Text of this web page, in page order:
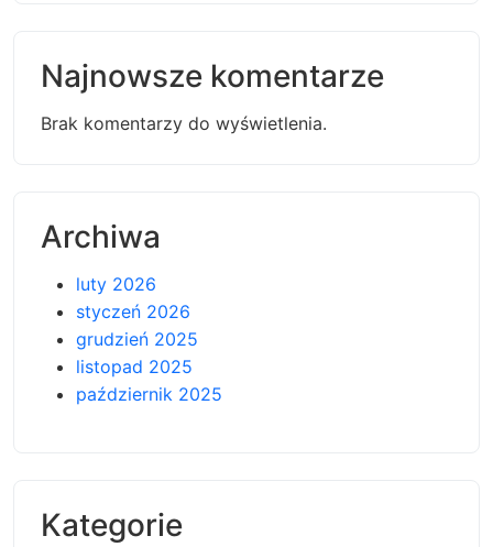
Najnowsze komentarze
Brak komentarzy do wyświetlenia.
Archiwa
luty 2026
styczeń 2026
grudzień 2025
listopad 2025
październik 2025
Kategorie